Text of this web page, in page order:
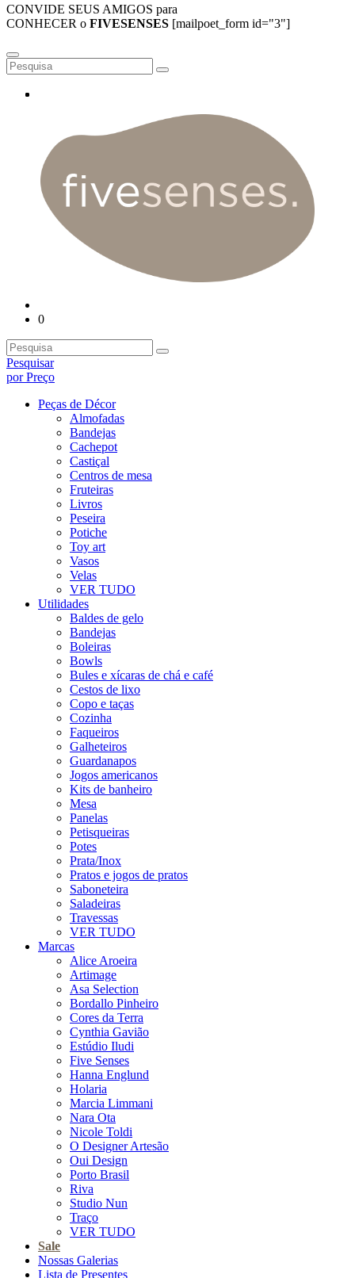
CONVIDE SEUS AMIGOS para
CONHECER o FIVESENSES [mailpoet_form id="3"]
0
Pesquisar
por Preço
Peças de Décor
Almofadas
Bandejas
Cachepot
Castiçal
Centros de mesa
Fruteiras
Livros
Peseira
Potiche
Toy art
Vasos
Velas
VER TUDO
Utilidades
Baldes de gelo
Bandejas
Boleiras
Bowls
Bules e xícaras de chá e café
Cestos de lixo
Copo e taças
Cozinha
Faqueiros
Galheteiros
Guardanapos
Jogos americanos
Kits de banheiro
Mesa
Panelas
Petisqueiras
Potes
Prata/Inox
Pratos e jogos de pratos
Saboneteira
Saladeiras
Travessas
VER TUDO
Marcas
Alice Aroeira
Artimage
Asa Selection
Bordallo Pinheiro
Cores da Terra
Cynthia Gavião
Estúdio Iludi
Five Senses
Hanna Englund
Holaria
Marcia Limmani
Nara Ota
Nicole Toldi
O Designer Artesão
Oui Design
Porto Brasil
Riva
Studio Nun
Traço
VER TUDO
Sale
Nossas Galerias
Lista de Presentes